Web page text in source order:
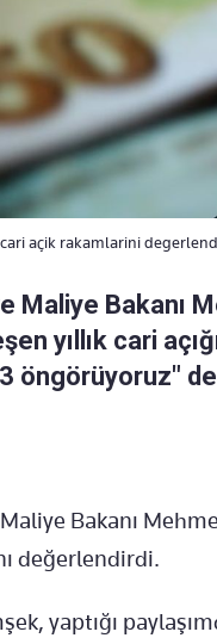
açik rakamlarini
Maliye Bakanı
yıllık cari
öngörüyoruz"
Bakanı
değerlendirdi.
yaptığı